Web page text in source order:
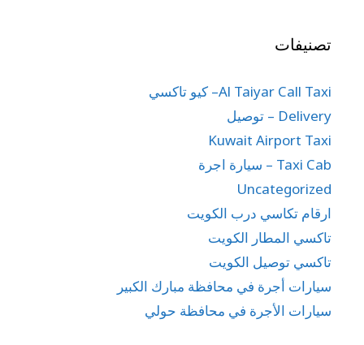
تصنيفات
Al Taiyar Call Taxi– كيو تاكسي
Delivery – توصيل
Kuwait Airport Taxi
Taxi Cab – سيارة اجرة
Uncategorized
ارقام تكاسي درب الكويت
تاكسي المطار الكويت
تاكسي توصيل الكويت
سيارات أجرة في محافظة مبارك الكبير
سيارات الأجرة في محافظة حولي